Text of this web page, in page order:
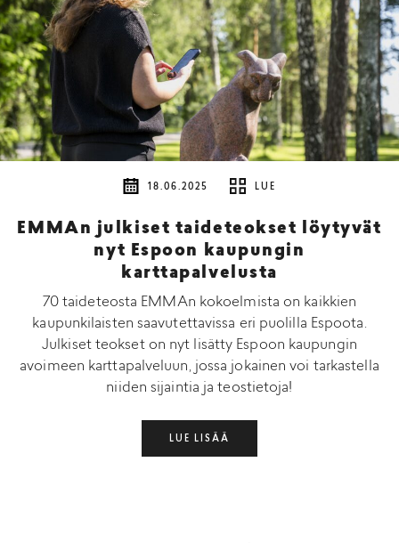
18.06.2025 LUE
EMMAn julkiset taideteokset löytyvät
nyt Espoon kaupungin
karttapalvelusta
70 taideteosta EMMAn kokoelmista on kaikkien
kaupunkilaisten saavutettavissa eri puolilla Espoota.
Julkiset teokset on nyt lisätty Espoon kaupungin
avoimeen karttapalveluun, jossa jokainen voi tarkastella
niiden sijaintia ja teostietoja!
LUE LISÄÄ